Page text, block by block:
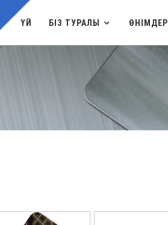
ҮЙ БІЗ ТУРАЛЫ ӨНІМДЕР